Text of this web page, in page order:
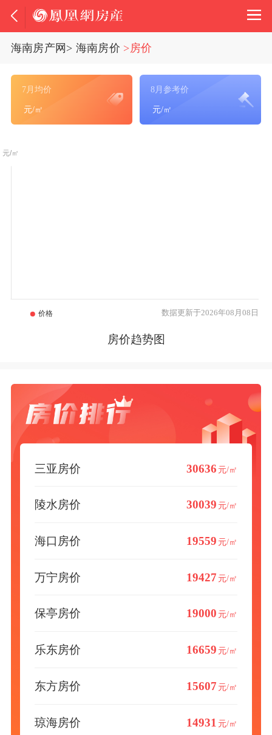
海南房产网 > 海南房价 >房价
7月均价
元/㎡
8月参考价
元/㎡
房价趋势图
数据更新于2026年08月08日
三亚房价 30636 元/㎡
陵水房价 30039 元/㎡
海口房价 19559 元/㎡
万宁房价 19427 元/㎡
保亭房价 19000 元/㎡
乐东房价 16659 元/㎡
东方房价 15607 元/㎡
琼海房价 14931 元/㎡